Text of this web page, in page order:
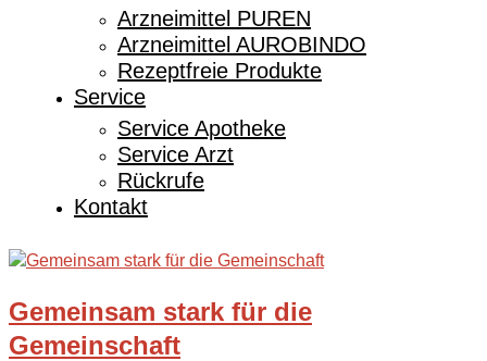
Arzneimittel PUREN
Arzneimittel AUROBINDO
Rezeptfreie Produkte
Service
Service Apotheke
Service Arzt
Rückrufe
Kontakt
Gemeinsam stark für die
Gemeinschaft